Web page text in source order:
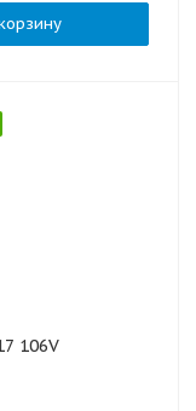
106V